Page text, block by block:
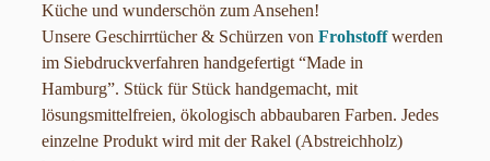
Küche und wunderschön zum Ansehen!
Unsere Geschirrtücher & Schürzen von Frohstoffwerden
im Siebdruckverfahren handgefertigt “Made in
Hamburg”. Stück für Stück handgemacht, mit
lösungsmittelfreien, ökologisch abbaubaren Farben. Jedes
einzelne Produkt wird mit der Rakel (Abstreichholz)